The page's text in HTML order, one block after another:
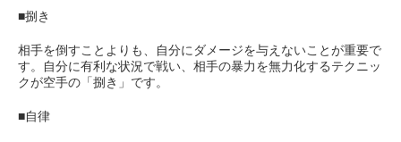
■捌き
相手を倒すことよりも、自分にダメージを与えないことが重要で
す。自分に有利な状況で戦い、相手の暴力を無力化するテクニッ
クが空手の「捌き」です。
■自律